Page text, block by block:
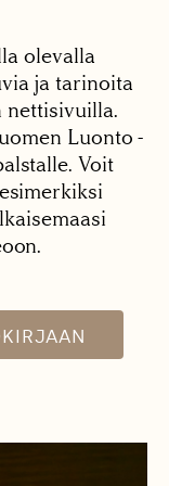
olevalla
ja tarinoita
nettisivuilla.
Luonto -
Voit